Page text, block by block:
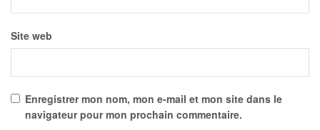
Site web
Enregistrer mon nom, mon e-mail et mon site dans le
navigateur pour mon prochain commentaire.